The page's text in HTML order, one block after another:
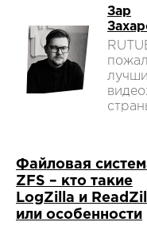
Зар
Файловая
ZFS – кто такие
LogZilla и
или особенности